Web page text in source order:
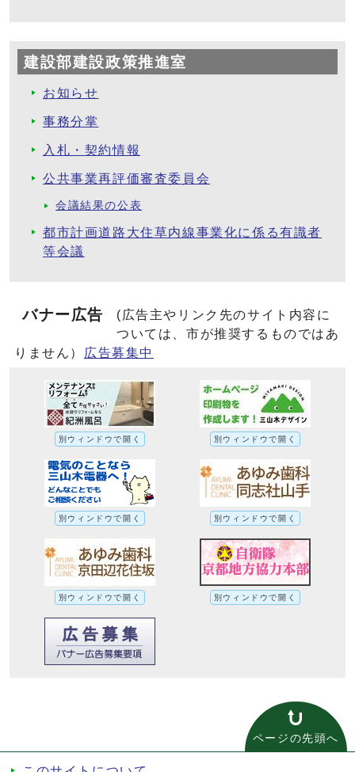
建設部建設政策推進室
お知らせ
事務分掌
入札・契約情報
公共事業再評価審査委員会
会議結果の公表
都市計画道路大住草内線事業化に係る有識者
等会議
バナー広告
(広告主やリンク先のサイト内容に
ついては、市が推奨するものではあ
りません）
広告募集中
別ウィンドウで開く 別ウィンドウで開く
別ウィンドウで開く 別ウィンドウで開く
別ウィンドウで開く 別ウィンドウで開く
ページの先頭へ